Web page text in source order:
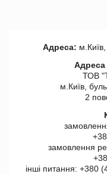
Адреса:
Адреса
ТОВ
м.Київ,
2
замовлення
інші питання: +380